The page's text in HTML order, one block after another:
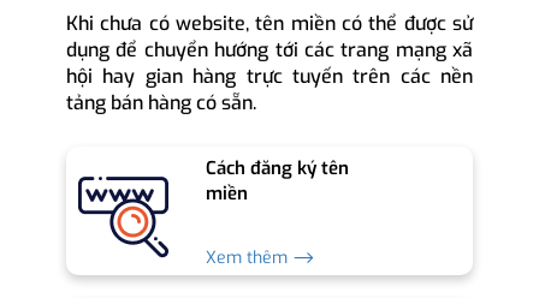
Khi chưa có website, tên miền có thể được sử
dụng để chuyển hướng tới các trang mạng xã
hội hay gian hàng trực tuyến trên các nền
tảng bán hàng có sẵn.
Cách đăng ký tên
miền
Xem thêm ⟶